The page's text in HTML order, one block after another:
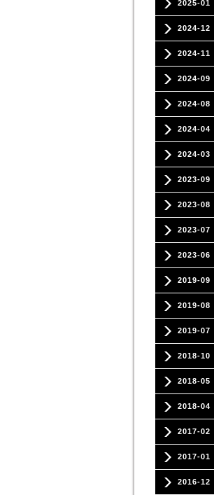
2025-01
2024-12
2024-11
2024-09
2024-08
2024-04
2024-03
2023-09
2023-08
2023-07
2023-06
2019-09
2019-08
2019-07
2018-10
2018-05
2018-04
2017-02
2017-01
2016-12